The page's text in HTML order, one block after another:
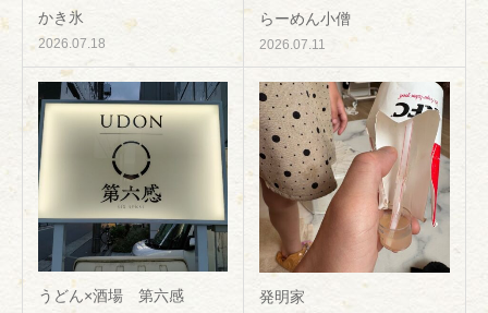
かき氷
2026.07.18
らーめん小僧
2026.07.11
うどん×酒場 第六感 発明家